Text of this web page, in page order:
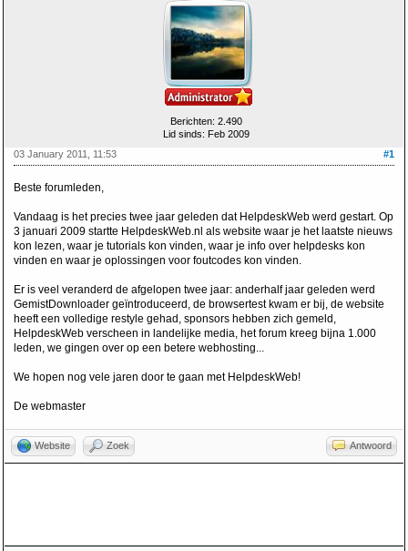
Forum
Berichten: 2.490
Lid sinds: Feb 2009
#1
03 January 2011, 11:53
Beste forumleden,
Vandaag is het precies twee jaar geleden dat HelpdeskWeb werd gestart. Op
3 januari 2009 startte HelpdeskWeb.nl als website waar je het laatste nieuws
kon lezen, waar je tutorials kon vinden, waar je info over helpdesks kon
vinden en waar je oplossingen voor foutcodes kon vinden.
Er is veel veranderd de afgelopen twee jaar: anderhalf jaar geleden werd
GemistDownloader geïntroduceerd, de browsertest kwam er bij, de website
heeft een volledige restyle gehad, sponsors hebben zich gemeld,
HelpdeskWeb verscheen in landelijke media, het forum kreeg bijna 1.000
leden, we gingen over op een betere webhosting...
We hopen nog vele jaren door te gaan met HelpdeskWeb!
De webmaster
Website Zoek Antwoord